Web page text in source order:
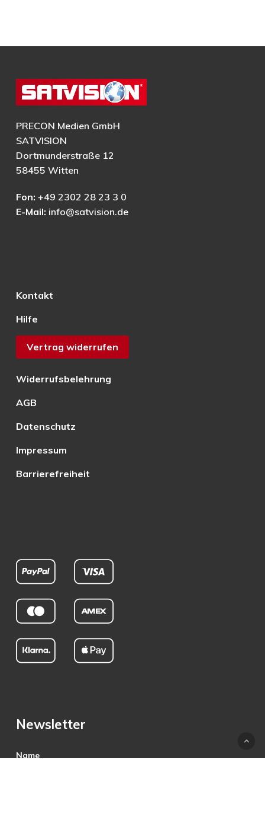
PRECON Medien GmbH
SATVISION
Dortmunderstraße 12
58455 Witten
Fon: +49 2302 28 23 3 0
E-Mail: info@satvision.de
Kontakt
Hilfe
Vertrag widerrufen
Widerrufsbelehrung
AGB
Datenschutz
Impressum
Barrierefreiheit
Newsletter
Name